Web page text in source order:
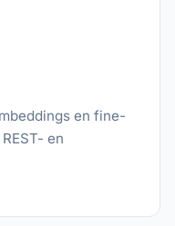
en fine-
en